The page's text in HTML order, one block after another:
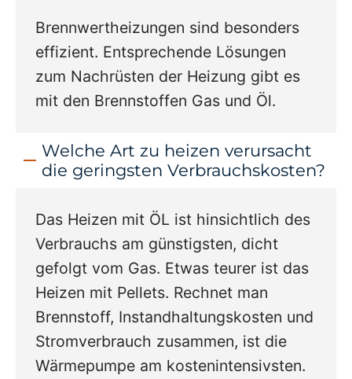
Brennwertheizungen sind besonders
effizient. Entsprechende Lösungen
zum Nachrüsten der Heizung gibt es
mit den Brennstoffen Gas und Öl.
Welche Art zu heizen verursacht
die geringsten Verbrauchskosten?
Das Heizen mit ÖL ist hinsichtlich des
Verbrauchs am günstigsten, dicht
gefolgt vom Gas. Etwas teurer ist das
Heizen mit Pellets. Rechnet man
Brennstoff, Instandhaltungskosten und
Stromverbrauch zusammen, ist die
Wärmepumpe am kostenintensivsten.